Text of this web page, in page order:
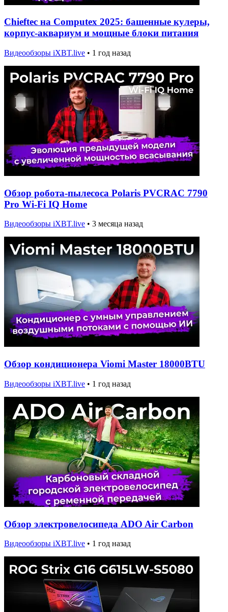
Chieftec на Computex 2025: башенные кулеры,
корпус-аквариум и мощные блоки питания
Видеообзоры iXBT.live • 1 год назад
Обзор робота-пылесоса Polaris PVCRAC 7790
Pro Wi-Fi IQ Home
Видеообзоры iXBT.live • 3 месяца назад
Обзор кондиционера Viomi Master 18000BTU
Видеообзоры iXBT.live • 1 год назад
Обзор электровелосипеда ADO Air Carbon
Видеообзоры iXBT.live • 1 год назад